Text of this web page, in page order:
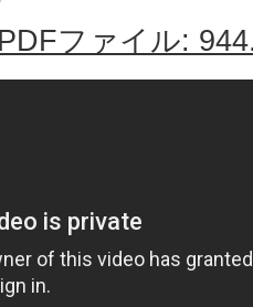
ファイル: